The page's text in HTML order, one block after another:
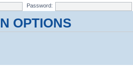
Password:
OPTIONS